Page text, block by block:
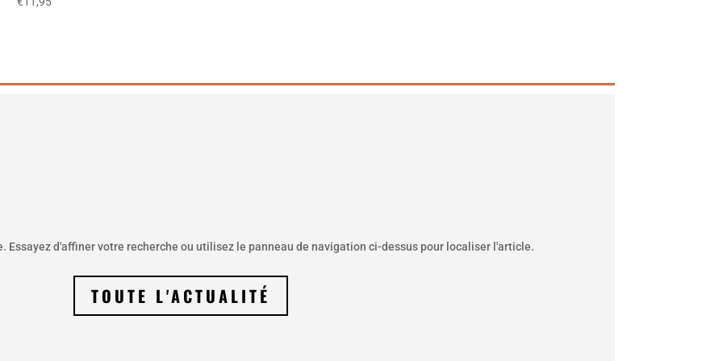
Essayez d'affiner votre recherche ou utilisez le panneau de navigation ci-dessus pour localiser l'article.
TOUTE L'ACTUALITÉ